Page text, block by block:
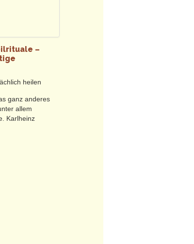
Wandlung durch
heilsame
und
–
heilen
ganz anderes
allem
Karlheinz